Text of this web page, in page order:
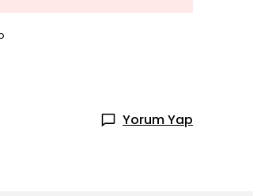
Yorum Yap